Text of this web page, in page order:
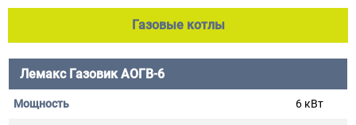
Газовые котлы
Лемакс Газовик АОГВ-6
6 кВт